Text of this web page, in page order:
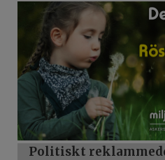
Politiskt